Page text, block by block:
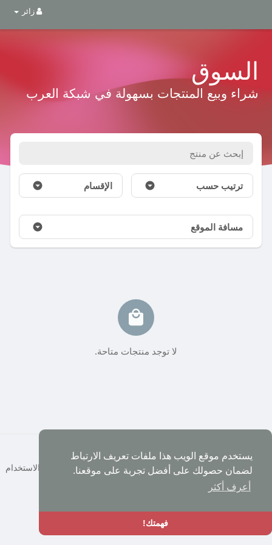
يستخدم موقع الويب هذا ملفات تعريف الارتباط
لضمان حصولك على أفضل تجربة على موقعنا.
أعرف أكثر
فهمتك!
زائر
السوق
شراء وبيع المنتجات بسهولة في شبكة العرب
ترتيب حسب الإقسام
مسافة الموقع
لا توجد منتجات متاحة.
الصفحة الرئيسية
حول إتصل بنا سياسة الخصوصية
شروط الاستخدام
المطورين